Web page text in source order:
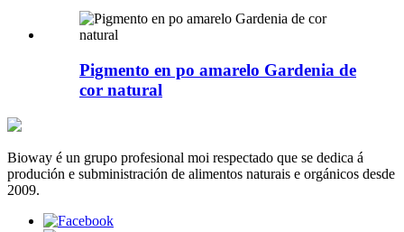
Pigmento en po amarelo Gardenia de
cor natural
Bioway é un grupo profesional moi respectado que se dedica á
produción e subministración de alimentos naturais e orgánicos desde
2009.